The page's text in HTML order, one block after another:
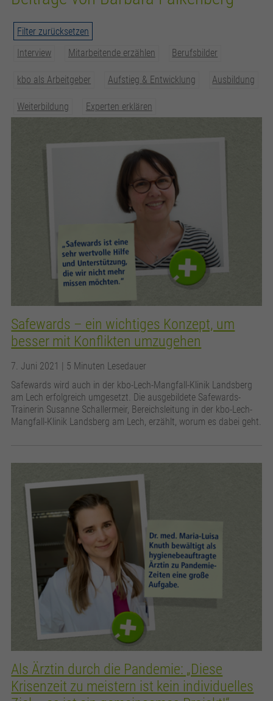
Filter zurücksetzen
Interview
Mitarbeitende erzählen Berufsbilder
kbo als Arbeitgeber Aufstieg & Entwicklung Ausbildung
Weiterbildung Experten erklären
Safewards – ein wichtiges Konzept, um
besser mit Konflikten umzugehen
7. Juni 2021 | 5 Minuten Lesedauer
Safewards wird auch in der kbo-Lech-Mangfall-Klinik Landsberg
am Lech erfolgreich umgesetzt. Die ausgebildete Safewards-
Trainerin Susanne Schallermeir, Bereichsleitung in der kbo-Lech-
Mangfall-Klinik Landsberg am Lech, erzählt, worum es dabei geht.
Als Ärztin durch die Pandemie: „Diese
Krisenzeit zu meistern ist kein individuelles
Zweck Speichert die Kontrasteinstellung der Webseite.
zusätzliche Informationen anzubieten.